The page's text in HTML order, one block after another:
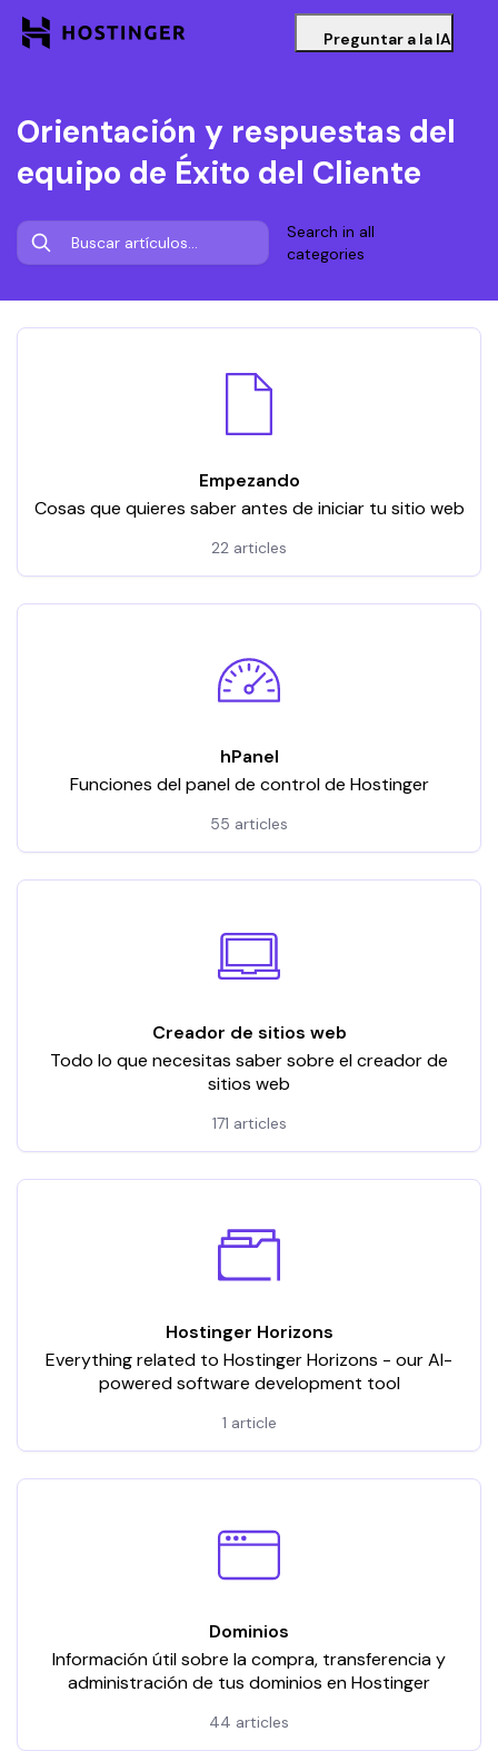
Preguntar a la IA
Orientación y respuestas del
equipo de Éxito del Cliente
Search in all
categories
Empezando
Cosas que quieres saber antes de iniciar tu sitio web
22 articles
hPanel
Funciones del panel de control de Hostinger
55 articles
Creador de sitios web
Todo lo que necesitas saber sobre el creador de
sitios web
171 articles
Hostinger Horizons
Everything related to Hostinger Horizons - our AI-
powered software development tool
1 article
Dominios
Información útil sobre la compra, transferencia y
administración de tus dominios en Hostinger
44 articles